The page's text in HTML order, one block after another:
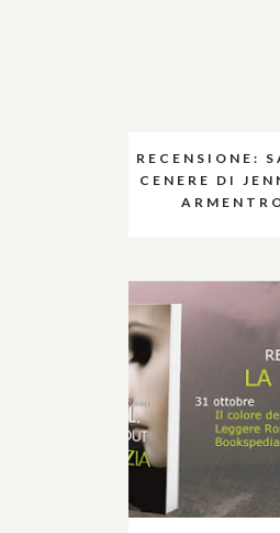
RECENSIONE:
CENERE DI